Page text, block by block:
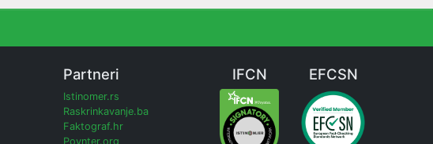
Partneri
Istinomer.rs
Raskrinkavanje.ba
Faktograf.hr
Poynter.org
IFCN EFCSN